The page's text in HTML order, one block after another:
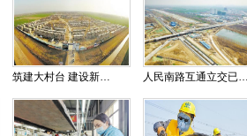
筑建大村台 建设新社区 人民南路互通立交已